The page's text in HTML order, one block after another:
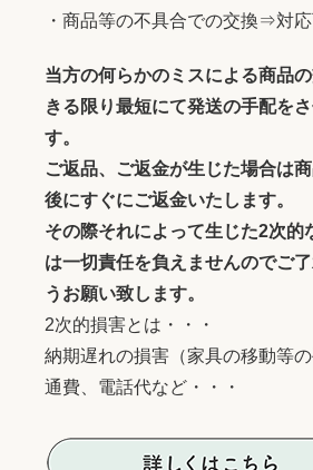
・商品等の不具合での交換⇒対
当方の何らかのミスによる商品
きる限り最短にて発送の手配を
す。
ご返品、ご返金が生じた場合は
後にすぐにご返金いたします。
その際それによって生じた2次的
は一切責任を負えませんのでご
うお願い致します。
2次的損害とは・・・
納期遅れの損害（家具の移動等
通費、電話代など・・・